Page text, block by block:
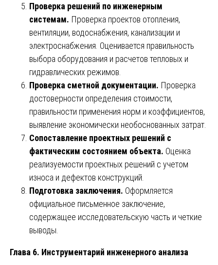
Проверка решений по инженерным
системам. Проверка проектов отопления,
вентиляции, водоснабжения, канализации и
электроснабжения. Оценивается правильность
выбора оборудования и расчетов тепловых и
гидравлических режимов.
Проверка сметной документации. Проверка
достоверности определения стоимости,
правильности применения норм и коэффициентов,
выявление экономически необоснованных затрат.
Сопоставление проектных решений с
фактическим состоянием объекта. Оценка
реализуемости проектных решений с учетом
износа и дефектов конструкций.
Подготовка заключения. Оформляется
официальное письменное заключение,
содержащее исследовательскую часть и четкие
выводы.
Глава 6. Инструментарий инженерного анализа